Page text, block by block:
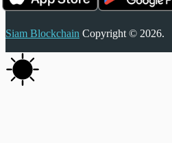
Siam Blockchain Copyright © 2026.